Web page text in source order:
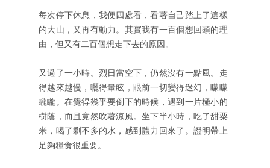
每次停下休息，我便四處看，看著自己踏上了這樣
的大山，又再有動力。其實我有一百個想回頭的理
由，但又有二百個想走下去的原因。
又過了一小時。烈日當空下，仍然沒有一點風。走
得越來越慢，曬得暈眩，眼前一切變得迷幻，矇矇
矓矓。在覺得幾乎要倒下的時候，遇到一片極小的
樹蔭，而且竟然吹著涼風。坐下半小時，吃了甜粟
米，喝了剩不多的水，感到體力回來了。證明帶上
足夠糧食很重要。